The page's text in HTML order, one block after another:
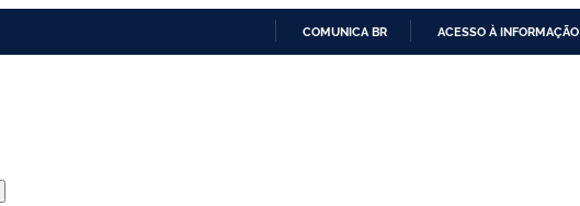
COMUNICA BR ACESSO À INFORMAÇÃO